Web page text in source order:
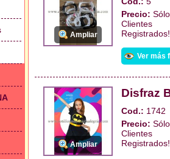
Ampliar
Precio:
Clientes
Registrados!
Ver más
Ampliar
Disfraz
Cod.: 1742
Precio:
Clientes
Registrados!